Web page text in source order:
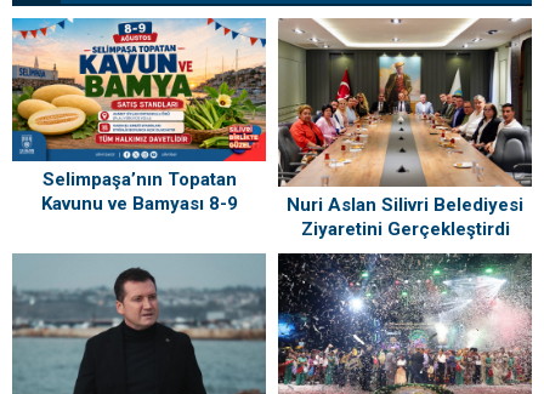
Selimpaşa’nın Topatan
Kavunu ve Bamyası 8-9
Buluşuyor
Nuri Aslan Silivri Belediyesi
Ziyaretini Gerçekleştirdi